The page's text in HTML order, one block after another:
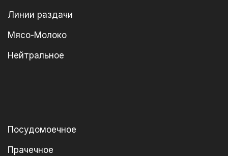
Линии раздачи
Мясо-Молоко
Нейтральное
Посудомоечное
Прачечное